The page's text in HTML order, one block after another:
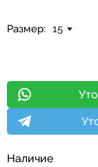
Размер: 15
Наличие